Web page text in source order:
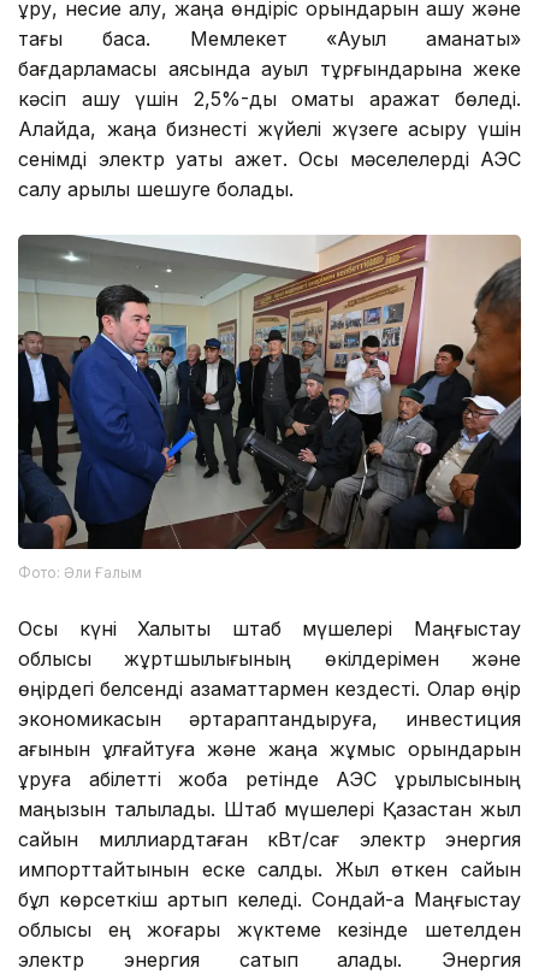
құру, несие алу, жаңа өндіріс орындарын ашу және
тағы басқа. Мемлекет «Ауыл аманаты»
бағдарламасы аясында ауыл тұрғындарына жеке
кәсіп ашу үшін 2,5%-дық қомақты қаражат бөледі.
Алайда, жаңа бизнесті жүйелі жүзеге асыру үшін
сенімді электр қуаты қажет. Осы мәселелерді АЭС
салу арқылы шешуге болады.
Фото: Әли Ғалым
Осы күні Халықтық штаб мүшелері Маңғыстау
облысы жұртшылығының өкілдерімен және
өңірдегі белсенді азаматтармен кездесті. Олар өңір
экономикасын әртараптандыруға, инвестиция
ағынын ұлғайтуға және жаңа жұмыс орындарын
құруға қабілетті жоба ретінде АЭС құрылысының
маңызын талқылады. Штаб мүшелері Қазақстан жыл
сайын миллиардтаған кВт/сағ электр энергия
импорттайтынын еске салды. Жыл өткен сайын
бұл көрсеткіш артып келеді. Сондай-ақ Маңғыстау
облысы ең жоғары жүктеме кезінде шетелден
электр энергия сатып алады. Энергия